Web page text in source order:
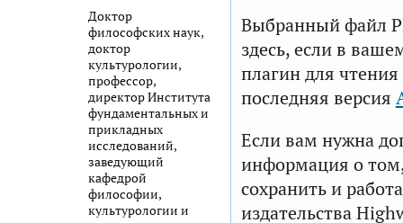
Доктор
философских наук,
доктор
культурологии,
профессор,
директор Института
фундаментальных и
прикладных
исследований,
заведующий
кафедрой
философии,
культурологии и
Выбранный файл
здесь, если в
плагин для
последняя версия
Если вам нужна
информация о том,
сохранить и
издательства